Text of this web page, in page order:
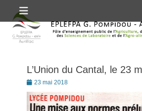
au
contenu
Premier menu
L’Union du Cantal, le 23
Posté
le
23 mai 2018